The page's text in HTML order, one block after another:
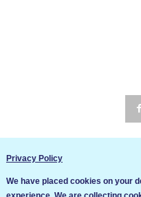
Privacy Policy
We have placed cookies on your